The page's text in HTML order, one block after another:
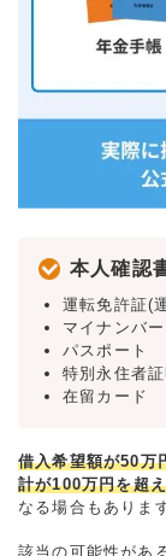
本人確認
運転免許証(
マイナンバ
パスポート
特別永住者
在留カード
借入希望額が50万
計が100万円を超
なる場合もありま
該当の可能性があ